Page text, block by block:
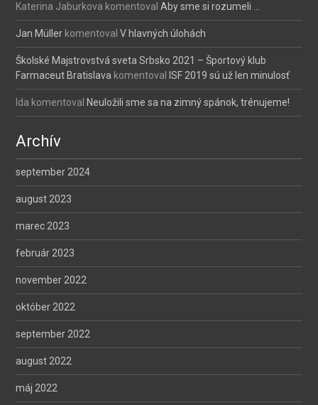
Katerina Jaburkova komentovalAby sme si rozumeli …
Jan Müller komentovalV hlavných úlohách
Školské Majstrovstvá sveta Srbsko 2021 – Športový klub
Farmaceut Bratislava komentoval ISF 2019 sú už len minulosť
Ida komentoval Neuložili sme sa na zimný spánok, trénujeme!
Archív
september 2024
august 2023
marec 2023
február 2023
november 2022
október 2022
september 2022
august 2022
máj 2022